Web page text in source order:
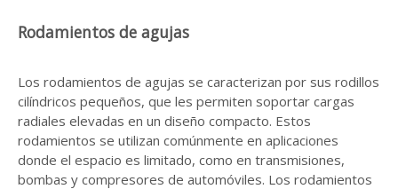
Rodamientos de agujas
Los rodamientos de agujas se caracterizan por sus rodillos
cilíndricos pequeños, que les permiten soportar cargas
radiales elevadas en un diseño compacto. Estos
rodamientos se utilizan comúnmente en aplicaciones
donde el espacio es limitado, como en transmisiones,
bombas y compresores de automóviles. Los rodamientos